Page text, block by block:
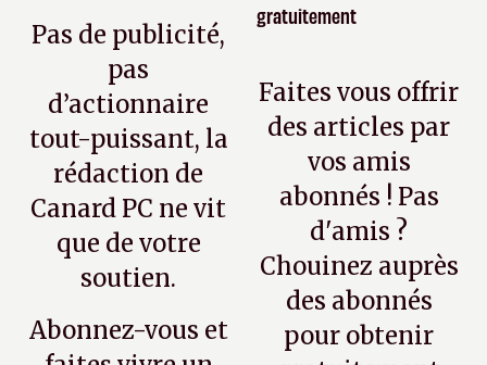
Pas de publicité,
pas
d’actionnaire
tout-puissant, la
rédaction de
Canard PC ne vit
que de votre
soutien.
Abonnez-vous et
gratuitement
Faites vous offrir
des articles par
vos amis
abonnés ! Pas
d'amis ?
Chouinez auprès
des abonnés
pour obtenir